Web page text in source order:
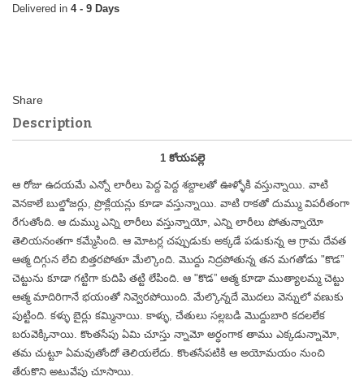
4 - 9 Days
Description
1 కోయపల్లె
ఆ రోజు ఉదయమే ఎన్నో లారీలు పెద్ద పెద్ద శబ్దాలతో ఊళ్ళోకి వస్తున్నాయి. వాటి
వెనకాలే బుల్డోజర్లు, ప్రొక్లేయన్లు కూడా వస్తున్నాయి. వాటి రాకతో దుమ్ము విపరీతంగా
రేగుతోంది. ఆ దుమ్ము ఎన్ని లారీలు వస్తున్నాయో, ఎన్ని లారీలు పోతున్నాయో
తెలియనంతగా కమ్మేసింది. ఆ మోటర్ల చప్పుడుకు అక్కడే పడుకున్న ఆ గ్రామ దేవత
ఆత్మ దిగ్గున లేచి బిత్తరపోతూ మేల్కొంది. మొద్దు నిద్రపోతున్న తన మగతోడు "కొడ”
చెట్టును కూడా గట్టిగా కుదిపి తట్టి లేపింది. ఆ "కొడ” ఆత్మ కూడా ముత్యాలమ్మ చెట్టు
ఆత్మ మాదిరిగానే భయంతో నివ్వెరపోయింది. మేల్కొన్నదే మొదలు వెన్నులో వణుకు
పుట్టింది. కళ్ళు బైర్లు కమ్మినాయి. కాళ్ళు, చేతులు సల్లబడి మొద్దుబారి కదలలేక
బరువెక్కినాయి. కొంతసేపు ఏమి చూస్తు న్నామో అర్ధంగాక తాము ఎక్కడున్నామో,
తమ చుట్టూ ఏమవుతోందో తెలియలేదు. కొంతసేపటికి ఆ అయోమయం నుంచి
తేరుకొని అటువేపు చూసాయి.